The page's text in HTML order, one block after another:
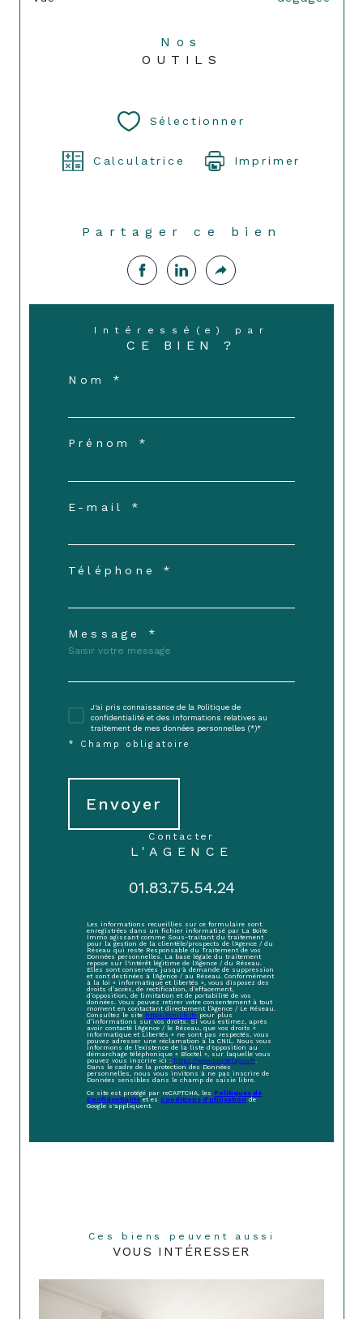
Nos
OUTILS
Sélectionner
Calculatrice Imprimer
Partager ce bien
Intéressé(e) par
CE BIEN ?
Nom *
Prénom *
E-mail *
Téléphone *
Message *
J'ai pris connaissance de la Politique de
confidentialité et des informations relatives au
traitement de mes données personnelles (*)*
* Champ obligatoire
Envoyer
contacter
L'AGENCE
01.83.75.54.24
Les informations recueillies sur ce formulaire sont
enregistrées dans un fichier informatisé par La Boite
Immo agissant comme Sous-traitant du traitement
pour la gestion de la clientèle/prospects de l'Agence / du
Réseau qui reste Responsable du Traitement de vos
Données personnelles. La base légale du traitement
repose sur l'intérêt légitime de l'Agence / du Réseau.
Elles sont conservées jusqu'à demande de suppression
et sont destinées à l'Agence / au Réseau. Conformément
à la loi « informatique et libertés », vous disposez des
droits d’accès, de rectification, d’effacement,
d’opposition, de limitation et de portabilité de vos
données. Vous pouvez retirer votre consentement à tout
moment en contactant directement l’Agence / Le Réseau.
Consultez le site https://cnil.fr/fr pour plus
d’informations sur vos droits. Si vous estimez, après
avoir contacté l'Agence / le Réseau, que vos droits «
Informatique et Libertés » ne sont pas respectés, vous
pouvez adresser une réclamation à la CNIL. Nous vous
informons de l’existence de la liste d'opposition au
démarchage téléphonique « Bloctel », sur laquelle vous
pouvez vous inscrire ici : https://www.bloctel.gouv.fr.
Dans le cadre de la protection des Données
personnelles, nous vous invitons à ne pas inscrire de
Données sensibles dans le champ de saisie libre.
Ce site est protégé par reCAPTCHA, lesPolitiques de
Confidentialité et esConditions d'utilisation de
Google s'appliquent.
Ces biens peuvent aussi
VOUS INTÉRESSER